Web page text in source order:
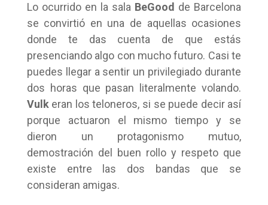
Lo ocurrido en la sala BeGood de Barcelona
se convirtió en una de aquellas ocasiones
donde te das cuenta de que estás
presenciando algo con mucho futuro. Casi te
puedes llegar a sentir un privilegiado durante
dos horas que pasan literalmente volando.
Vulkeran los teloneros, si se puede decir así
porque actuaron el mismo tiempo y se
dieron un protagonismo mutuo,
demostración del buen rollo y respeto que
existe entre las dos bandas que se
consideran amigas.